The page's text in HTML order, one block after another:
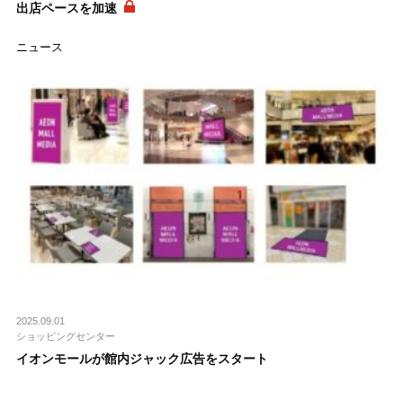
出店ペースを加速
ニュース
2025.09.01
ショッピングセンター
イオンモールが館内ジャック広告をスタート